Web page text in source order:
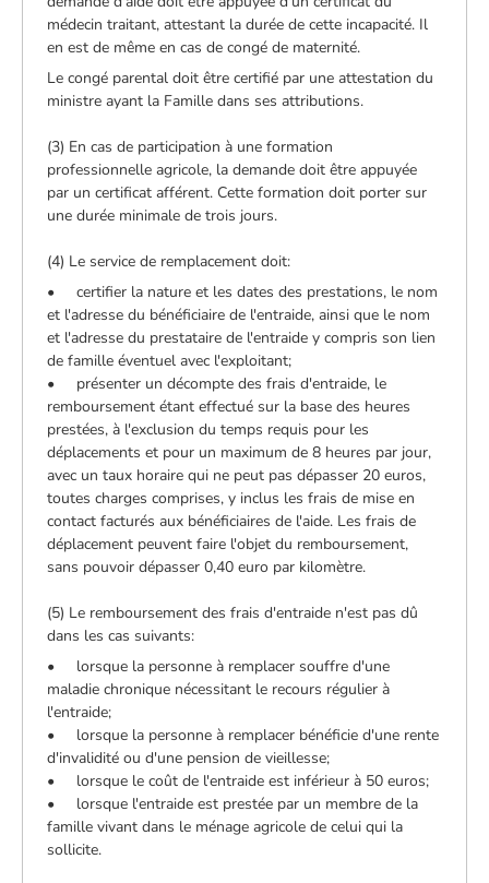
médecin traitant, attestant la durée de cette incapacité. Il
en est de même en cas de congé de maternité.
Le congé parental doit être certifié par une attestation du
ministre ayant la Famille dans ses attributions.
(3) En cas de participation à une formation
professionnelle agricole, la demande doit être appuyée
par un certificat afférent. Cette formation doit porter sur
une durée minimale de trois jours.
(4) Le service de remplacement doit:
• certifier la nature et les dates des prestations, le nom
et l'adresse du bénéficiaire de l'entraide, ainsi que le nom
et l'adresse du prestataire de l'entraide y compris son lien
de famille éventuel avec l'exploitant;
• présenter un décompte des frais d'entraide, le
remboursement étant effectué sur la base des heures
prestées, à l'exclusion du temps requis pour les
déplacements et pour un maximum de 8 heures par jour,
avec un taux horaire qui ne peut pas dépasser 20 euros,
toutes charges comprises, y inclus les frais de mise en
contact facturés aux bénéficiaires de l'aide. Les frais de
déplacement peuvent faire l'objet du remboursement,
sans pouvoir dépasser 0,40 euro par kilomètre.
(5) Le remboursement des frais d'entraide n'est pas dû
dans les cas suivants:
• lorsque la personne à remplacer souffre d'une
maladie chronique nécessitant le recours régulier à
l'entraide;
• lorsque la personne à remplacer bénéficie d'une rente
d'invalidité ou d'une pension de vieillesse;
• lorsque le coût de l'entraide est inférieur à 50 euros;
• lorsque l'entraide est prestée par un membre de la
famille vivant dans le ménage agricole de celui qui la
sollicite.